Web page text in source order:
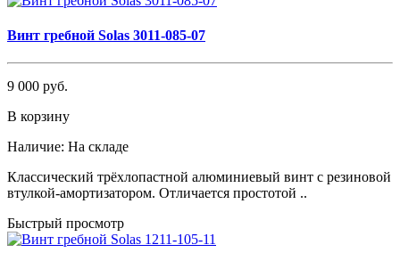
Винт гребной Solas 3011-085-07
9 000 руб.
В корзину
Наличие: На складе
Классический трёхлопастной алюминиевый винт с резиновой
втулкой-амортизатором. Отличается простотой ..
Быстрый просмотр